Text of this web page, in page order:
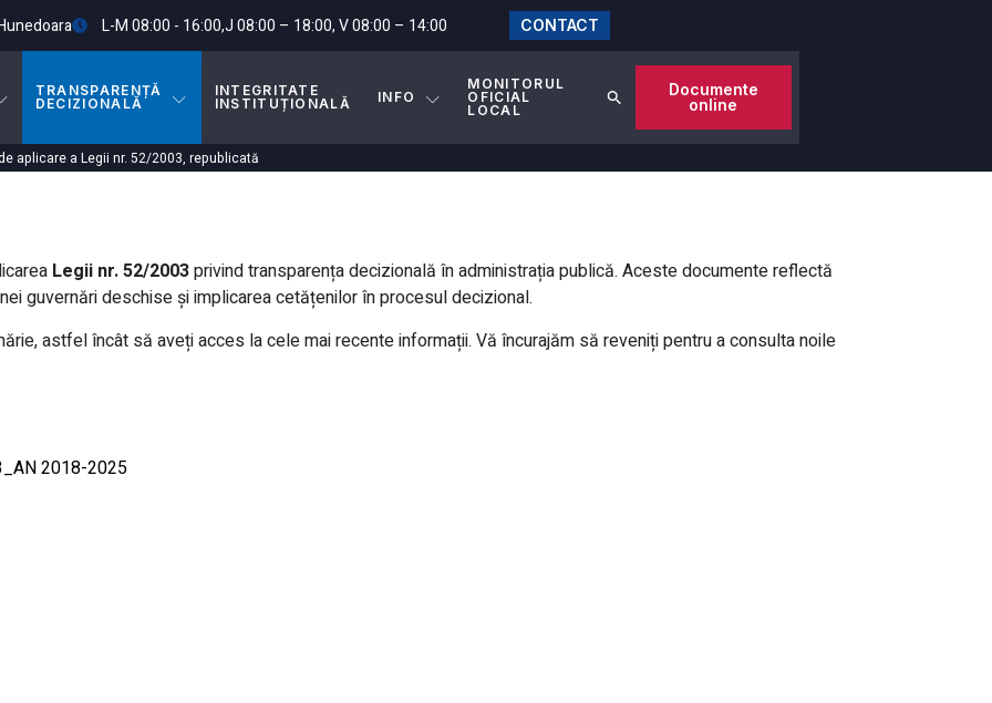
L-M 08:00 - 16:00,J 08:00 – 18:00, V 08:00 – 14:00 CONTACT
TRANSPARENȚĂ
DECIZIONALĂ
INTEGRITATE
INSTITUȚIONALĂ
INFO
MONITORUL
OFICIAL
LOCAL
Documente
online
aplicare a Legii nr. 52/2003, republicată
Legii nr. 52/2003privind transparența decizională în administrația publică. Aceste documente reflectă
guvernări deschise și implicarea cetățenilor în procesul decizional.
astfel încât să aveți acces la cele mai recente informații. Vă încurajăm să reveniți pentru a consulta noile
2018-2025